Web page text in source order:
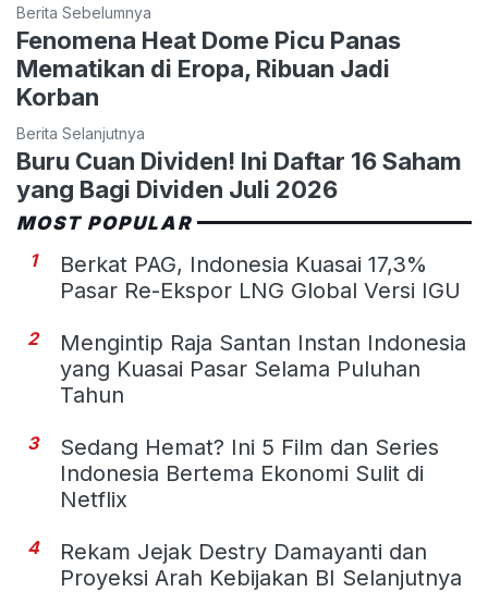
Berita Sebelumnya
Fenomena Heat Dome Picu Panas
Mematikan di Eropa, Ribuan Jadi
Korban
Berita Selanjutnya
Buru Cuan Dividen! Ini Daftar 16 Saham
yang Bagi Dividen Juli 2026
MOST POPULAR
1
Berkat PAG, Indonesia Kuasai 17,3%
Pasar Re-Ekspor LNG Global Versi IGU
2
Mengintip Raja Santan Instan Indonesia
yang Kuasai Pasar Selama Puluhan
Tahun
3
Sedang Hemat? Ini 5 Film dan Series
Indonesia Bertema Ekonomi Sulit di
Netflix
4
Rekam Jejak Destry Damayanti dan
Proyeksi Arah Kebijakan BI Selanjutnya